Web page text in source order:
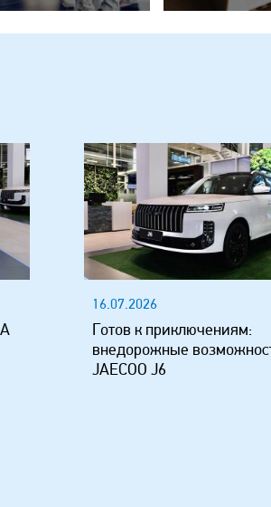
16.07.2026
Готов к приключениям:
внедорожные
JAECOO J6